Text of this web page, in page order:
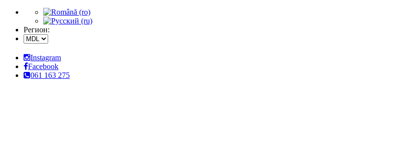
Регион:
Instagram
Facebook
061 163 275